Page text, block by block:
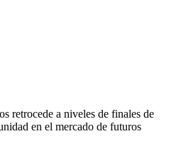
retrocede a niveles de finales de
en el mercado de futuros